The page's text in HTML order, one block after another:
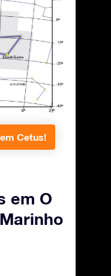
Cetus!
em O